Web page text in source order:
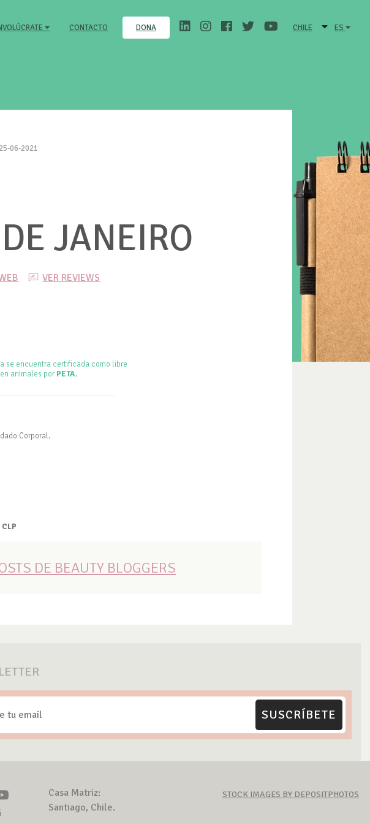
CONTACTO DONA CHILE ES
06-2021
JANEIRO
VER REVIEWS
se encuentra certificada como libre
animales porPETA.
Corporal.
CLP
DE BEAUTY BLOGGERS
SUSCRÍBETE
Casa Matriz:
Santiago, Chile.
STOCK IMAGES BY DEPOSITPHOTOS